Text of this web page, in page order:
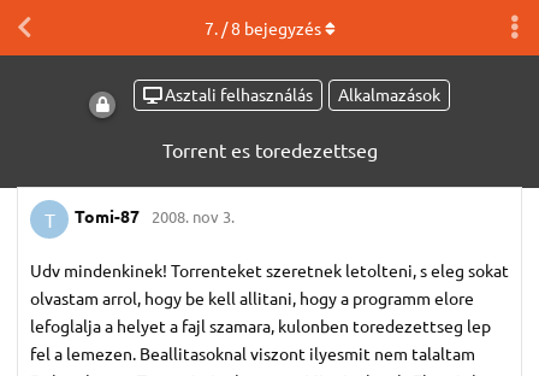
Asztali felhasználás Alkalmazások
Torrent es toredezettseg
7. /8 bejegyzés
T Tomi-87 2008. nov 3.
Udv mindenkinek! Torrenteket szeretnek letolteni, s eleg sokat
olvastam arrol, hogy be kell allitani, hogy a programm elore
lefoglalja a helyet a fajl szamara, kulonben toredezettseg lep
fel a lemezen. Beallitasoknal viszont ilyesmit nem talaltam